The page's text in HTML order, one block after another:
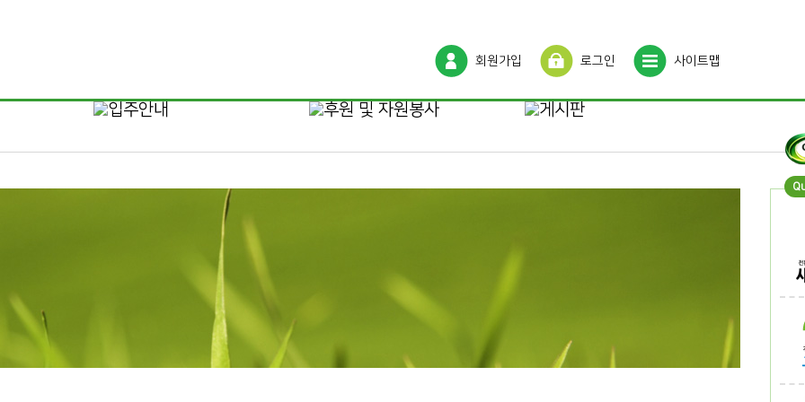
회원가입 로그인 사이트맵